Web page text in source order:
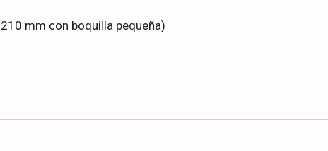
mm con boquilla pequeña)